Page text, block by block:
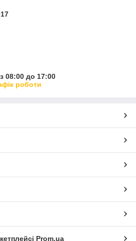
08:00 до 17:00
роботи
Prom.ua